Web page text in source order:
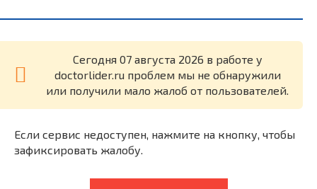
Cегодня 07 августа 2026 в работе у
doctorlider.ru проблем мы не обнаружили
или получили мало жалоб от пользователей.
Если сервис недоступен, нажмите на кнопку, чтобы
зафиксировать жалобу.